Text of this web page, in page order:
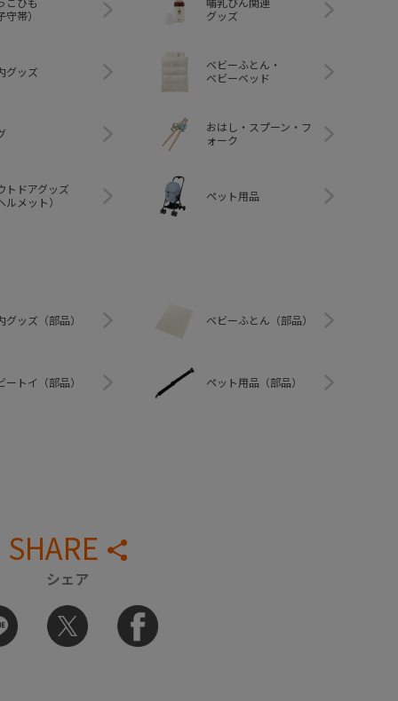
こひも
守帯）
哺乳びん関連
グッズ
グッズ
ベビーふとん・
ベビーベッド
おはし・スプーン・フ
ォーク
トドアグッズ
ルメット）
ペット用品
グッズ（部品） ベビーふとん（部品）
ートイ（部品） ペット用品（部品）
SHARE
シェア